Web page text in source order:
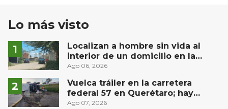
Lo más visto
Localizan a hombre sin vida al
interior de un domicilio en la
comunidad El Rodeo, San Juan del
Ago 06, 2026
Vuelca tráiler en la carretera
federal 57 en Querétaro; hay
derrame de combustible
Ago 07, 2026